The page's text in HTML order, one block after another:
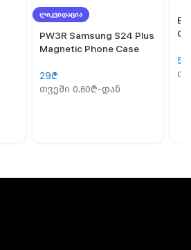
ᲚᲘᲙᲕᲘᲓᲐᲪᲘᲐ
PW3R Samsung S24 Plus
Magnetic Phone Case
29₾
თვეში 0.60₾-დან
55